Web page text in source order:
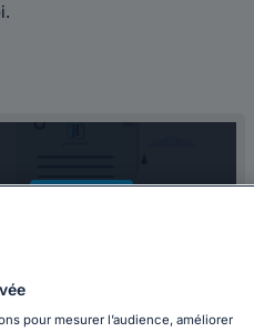
Affichage
pour mesurer l’audience, améliorer